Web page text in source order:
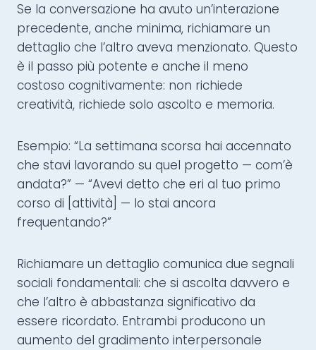
Se la conversazione ha avuto un’interazione
precedente, anche minima, richiamare un
dettaglio che l’altro aveva menzionato. Questo
è il passo più potente e anche il meno
costoso cognitivamente: non richiede
creatività, richiede solo ascolto e memoria.
Esempio: “La settimana scorsa hai accennato
che stavi lavorando su quel progetto — com’è
andata?” — “Avevi detto che eri al tuo primo
corso di [attività] — lo stai ancora
frequentando?”
Richiamare un dettaglio comunica due segnali
sociali fondamentali: che si ascolta davvero e
che l’altro è abbastanza significativo da
essere ricordato. Entrambi producono un
aumento del gradimento interpersonale